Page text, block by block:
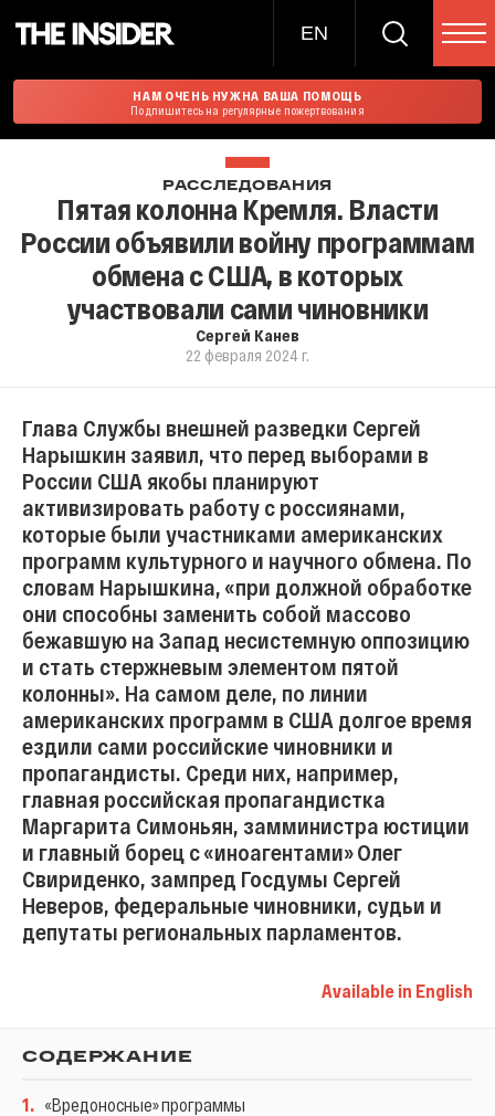
EN
НАМ ОЧЕНЬ НУЖНА ВАША ПОМОЩЬ
Подпишитесь на регулярные пожертвования
РАССЛЕДОВАНИЯ
Пятая колонна Кремля. Власти
России объявили войну программам
обмена с США, в которых
участвовали сами чиновники
Сергей Канев
22 февраля 2024 г.
Глава Службы внешней разведки Сергей
Нарышкин заявил, что перед выборами в
России США якобы планируют
активизировать работу с россиянами,
которые были участниками американских
программ культурного и научного обмена. По
словам Нарышкина, «при должной обработке
они способны заменить собой массово
бежавшую на Запад несистемную оппозицию
и стать стержневым элементом пятой
колонны». На самом деле, по линии
американских программ в США долгое время
ездили сами российские чиновники и
пропагандисты. Среди них, например,
главная российская пропагандистка
Маргарита Симоньян, замминистра юстиции
и главный борец с «иноагентами» Олег
Свириденко, зампред Госдумы Сергей
Неверов, федеральные чиновники, судьи и
депутаты региональных парламентов.
Available in English
СОДЕРЖАНИЕ
1. «Вредоносные» программы